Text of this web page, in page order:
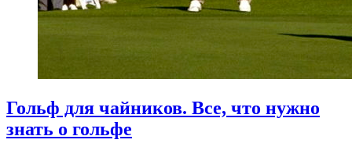
Гольф для чайников. Все, что нужно
знать о гольфе